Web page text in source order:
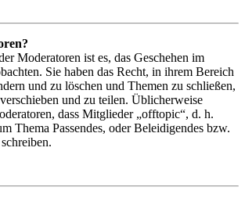
Moderatoren ist es, das Geschehen im
Sie haben das Recht, in ihrem Bereich
und zu löschen und Themen zu schließen,
und zu teilen. Üblicherweise
dass Mitglieder „offtopic“, d. h.
Thema Passendes, oder Beleidigendes bzw.